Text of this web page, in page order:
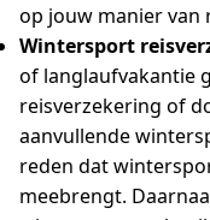
op jouw manier van
Wintersport
of langlaufvakantie
reisverzekering of
aanvullende
reden dat
meebrengt.